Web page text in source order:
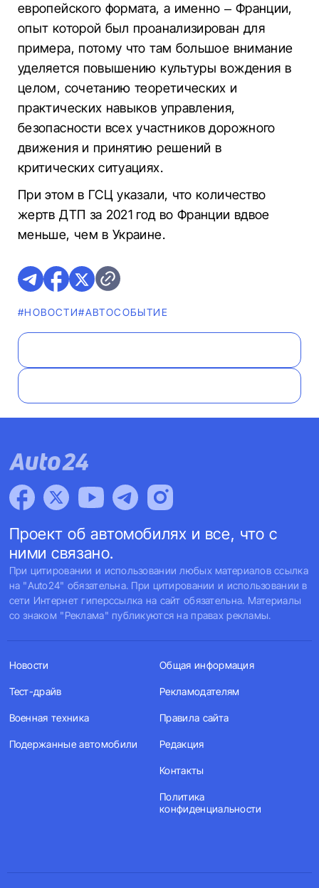
европейского формата, а именно – Франции,
опыт которой был проанализирован для
примера, потому что там большое внимание
уделяется повышению культуры вождения в
целом, сочетанию теоретических и
практических навыков управления,
безопасности всех участников дорожного
движения и принятию решений в
критических ситуациях.
При этом в ГСЦ указали, что количество
жертв ДТП за 2021 год во Франции вдвое
меньше, чем в Украине.
#НОВОСТИ#АВТОСОБЫТИЕ
Проект об автомобилях и все, что с
ними связано.
При цитировании и использовании любых материалов ссылка
на "Auto24" обязательна. При цитировании и использовании в
сети Интернет гиперссылка на сайт обязательна. Материалы
со знаком "Реклама" публикуются на правах рекламы.
Новости
Тест-драйв
Военная техника
Подержанные автомобили
Общая информация
Рекламодателям
Правила сайта
Редакция
Контакты
Политика
конфиденциальности